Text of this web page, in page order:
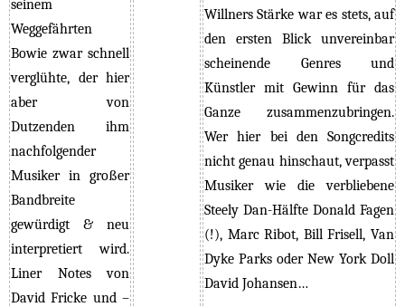
seinem
Weggefährten
Bowie zwar schnell
verglühte, der hier
aber von
Dutzenden ihm
nachfolgender
Musiker in großer
Bandbreite
gewürdigt & neu
interpretiert wird.
Liner Notes von
David Fricke und –
Willners Stärke war es stets, auf
den ersten Blick unvereinbar
scheinende Genres und
Künstler mit Gewinn für das
Ganze zusammenzubringen.
Wer hier bei den Songcredits
nicht genau hinschaut, verpasst
Musiker wie die verbliebene
Steely Dan-Hälfte Donald Fagen
(!), Marc Ribot, Bill Frisell, Van
Dyke Parks oder New York Doll
David Johansen…